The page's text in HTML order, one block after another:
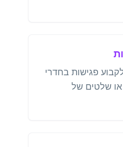
פגישות בחדרי
שלטים של